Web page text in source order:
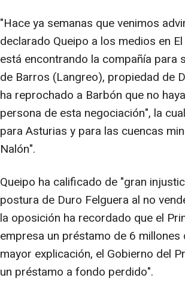
"Hace ya semanas que venimos
declarado Queipo a los medios en
está encontrando la compañía para
de Barros (Langreo), propiedad de
ha reprochado a Barbón que no
persona de esta negociación", la
para Asturias y para las cuencas
Nalón".
Queipo ha calificado de "gran
postura de Duro Felguera al no
la oposición ha recordado que el
empresa un préstamo de 6
mayor explicación, el Gobierno del
un préstamo a fondo perdido".